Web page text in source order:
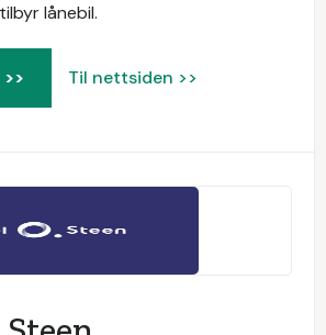
lånebil.
Til nettsiden >>